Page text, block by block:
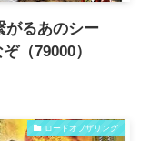
がるあのシー
（79000）
ロードオブザリング